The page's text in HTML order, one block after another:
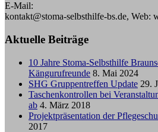
E-Mail:
kontakt@stoma-selbsthilfe-bs.de, Web:
Aktuelle Beiträge
10 Jahre Stoma-Selbsthilfe
Kängurufreunde 8. Mai 2024
SHG Gruppentreffen Update 29.
Taschenkontrollen bei
ab 4. März 2018
Projektpräsentation der
2017